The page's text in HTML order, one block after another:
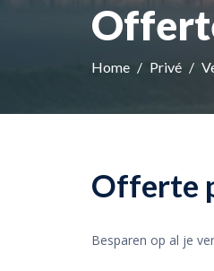
Home Privé
Offerte
Besparen op al je